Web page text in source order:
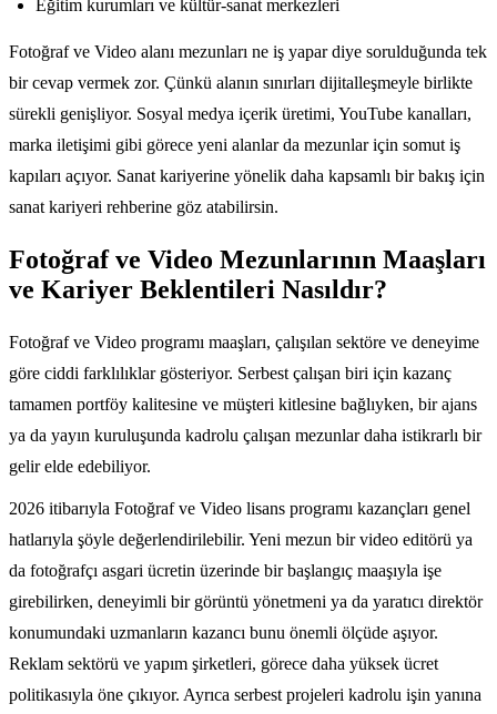
Eğitim kurumları ve kültür-sanat merkezleri
Fotoğraf ve Video alanı mezunları ne iş yapar diye sorulduğunda tek
bir cevap vermek zor. Çünkü alanın sınırları dijitalleşmeyle birlikte
sürekli genişliyor. Sosyal medya içerik üretimi, YouTube kanalları,
marka iletişimi gibi görece yeni alanlar da mezunlar için somut iş
kapıları açıyor. Sanat kariyerine yönelik daha kapsamlı bir bakış için
sanat kariyeri rehberine göz atabilirsin.
Fotoğraf ve Video Mezunlarının Maaşları
ve Kariyer Beklentileri Nasıldır?
Fotoğraf ve Video programı maaşları, çalışılan sektöre ve deneyime
göre ciddi farklılıklar gösteriyor. Serbest çalışan biri için kazanç
tamamen portföy kalitesine ve müşteri kitlesine bağlıyken, bir ajans
ya da yayın kuruluşunda kadrolu çalışan mezunlar daha istikrarlı bir
gelir elde edebiliyor.
2026 itibarıyla Fotoğraf ve Video lisans programı kazançları genel
hatlarıyla şöyle değerlendirilebilir. Yeni mezun bir video editörü ya
da fotoğrafçı asgari ücretin üzerinde bir başlangıç maaşıyla işe
girebilirken, deneyimli bir görüntü yönetmeni ya da yaratıcı direktör
konumundaki uzmanların kazancı bunu önemli ölçüde aşıyor.
Reklam sektörü ve yapım şirketleri, görece daha yüksek ücret
politikasıyla öne çıkıyor. Ayrıca serbest projeleri kadrolu işin yanına